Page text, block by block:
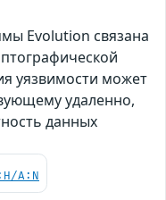
Evolution связана
уязвимости может
удаленно,
данных
A:N